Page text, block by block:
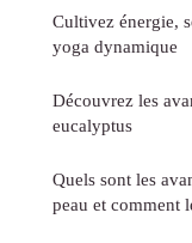
Cultivez énergie,
yoga dynamique
Découvrez les
eucalyptus
Quels sont les
peau et comment